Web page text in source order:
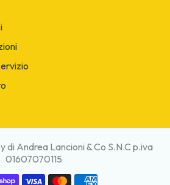
Andrea Lancioni & Co S.N.C p.iva
01607070115